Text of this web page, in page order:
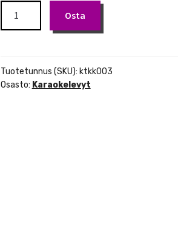
DVD
kotikaraoke
määrä
Osta
Tuotetunnus (SKU): ktkk003
Osasto: Karaokelevyt